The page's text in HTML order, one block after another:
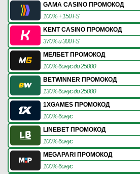
GAMA CASINO ПРОМОКОД
100% + 150 FS
KENT CASINO ПРОМОКОД
370% и 300 FS
МЕЛБЕТ ПРОМОКОД
100% бонус до 25000
BETWINNER ПРОМОКОД
130% бонус до 25000
1XGAMES ПРОМОКОД
100% бонус
LINEBET ПРОМОКОД
100% бонус
MEGAPARI ПРОМОКОД
100% бонус